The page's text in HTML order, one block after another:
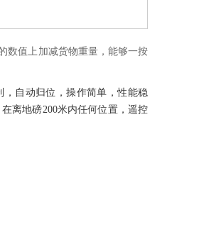
数值上加减货物重量，能够一按
自动归位，操作简单，性能稳
离地磅200米内任何位置，遥控